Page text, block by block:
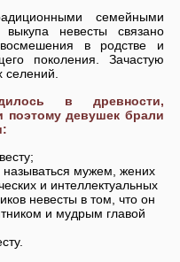
семейными
невесты связано
в родстве и
поколения. Зачастую
селений.
в древности,
поэтому девушек брали
называться мужем, жених
и интеллектуальных
невесты в том, что он
и мудрым главой